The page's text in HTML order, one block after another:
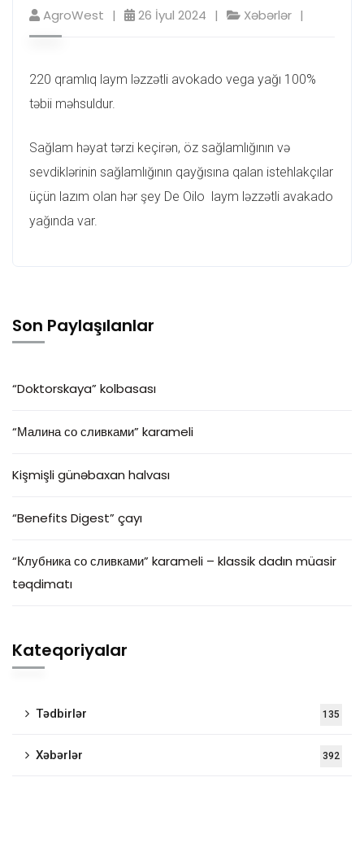
AgroWest 26 İyul 2024 Xəbərlər
220 qramlıq laym ləzzətli avokado vega yağı 100%
təbii məhsuldur.
Sağlam həyat tərzi keçirən, öz sağlamlığının və
sevdiklərinin sağlamlığının qayğısına qalan istehlakçılar
üçün lazım olan hər şey De Oilo laym ləzzətli avakado
yağında var.
Son Paylaşılanlar
“Doktorskaya” kolbasası
“Малина со сливками” karameli
Kişmişli günəbaxan halvası
“Benefits Digest” çayı
“Клубника со сливками” karameli – klassik dadın müasir
təqdimatı
Kateqoriyalar
Tədbirlər 135
Xəbərlər 392